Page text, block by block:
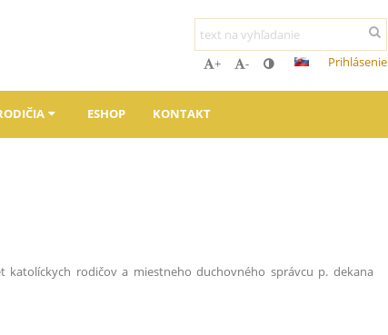
+ - Prihlásenie
ESHOP KONTAKT
katolíckych rodičov a miestneho duchovného správcu p. dekana